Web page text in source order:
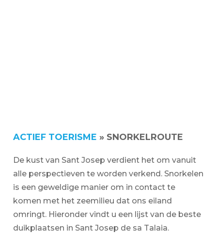
ACTIEF TOERISME » SNORKELROUTE
De kust van Sant Josep verdient het om vanuit
alle perspectieven te worden verkend. Snorkelen
is een geweldige manier om in contact te
komen met het zeemilieu dat ons eiland
omringt. Hieronder vindt u een lijst van de beste
duikplaatsen in Sant Josep de sa Talaia.